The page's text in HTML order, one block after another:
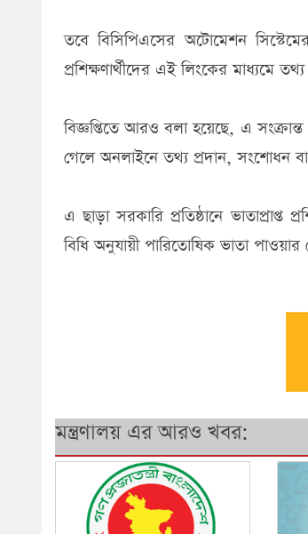
তবে বিসিপিএসের অটোমেশন
প্রশিক্ষণার্থীদের এই লিংকের মাধ্যমে
বিজ্ঞপ্তিতে আরও বলা হয়েছে, এ
গেলে অনলাইনে তথ্য প্রদান, সংশোধন
এ ছাড়া সরকারি প্রতিষ্ঠানে ভাতাপ্রাপ্ত
বিধি অনুযায়ী পারিতোষিক ভাতা
মন্ত্রণালয় এর আরও খবর: